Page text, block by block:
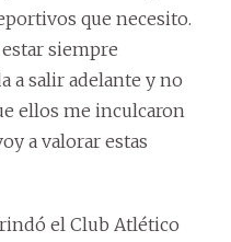
que necesito.
siempre
a salir adelante y no
ellos me inculcaron
a valorar estas
el Club Atlético